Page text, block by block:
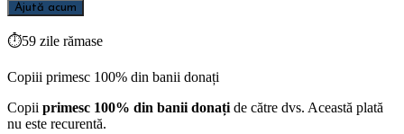
Ajută acum
⏱59 zile rămase
Copiii primesc 100% din banii donați
Copii primesc 100% din banii donați de către dvs. Această plată
nu este recurentă.